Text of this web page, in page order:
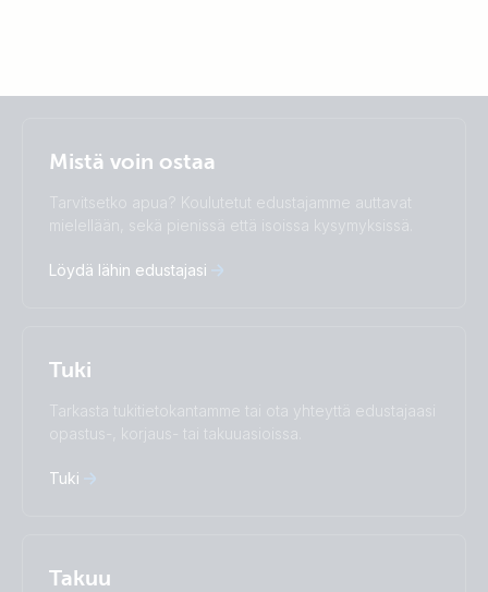
Suomalainen
Change language
Čeština
Dansk
Español
Türkçe
Ελληνικά
Русский
Українська
Mistä voin ostaa
Tarvitsetko apua? Koulutetut edustajamme auttavat
mielellään, sekä pienissä että isoissa kysymyksissä.
Löydä lähin edustajasi
Tuki
Tarkasta tukitietokantamme tai ota yhteyttä edustajaasi
opastus-, korjaus- tai takuuasioissa.
Tuki
Takuu